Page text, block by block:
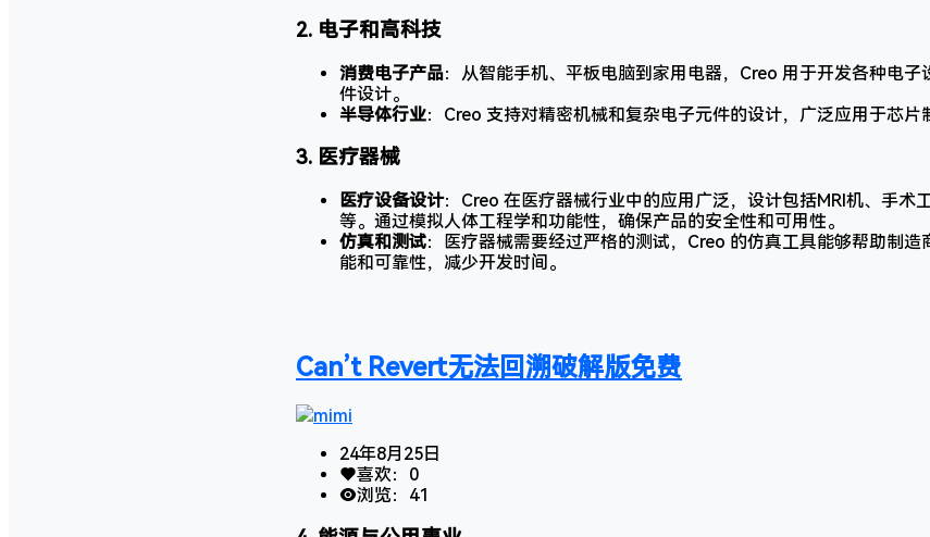
2. 电子和高科技
消费电子产品：从智能手机、平板电脑到家用电器，Creo 用于开发各种电
件设计。
半导体行业：Creo 支持对精密机械和复杂电子元件的设计，广泛应用于芯片
3. 医疗器械
医疗设备设计：Creo 在医疗器械行业中的应用广泛，设计包括MRI机、手术
等。通过模拟人体工程学和功能性，确保产品的安全性和可用性。
仿真和测试：医疗器械需要经过严格的测试，Creo 的仿真工具能够帮助制
能和可靠性，减少开发时间。
Can’t Revert无法回溯破解版免费
mimi
24年8月25日
喜欢： 0
浏览： 41